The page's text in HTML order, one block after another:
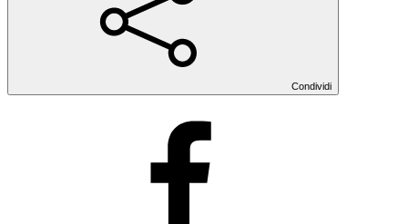
Condividi